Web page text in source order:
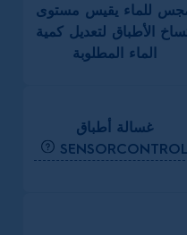
للماء يقيس مستوى
الأطباق لتعديل كمية
الماء المطلوبة
غسالة أطباق
SENSORCONTROL